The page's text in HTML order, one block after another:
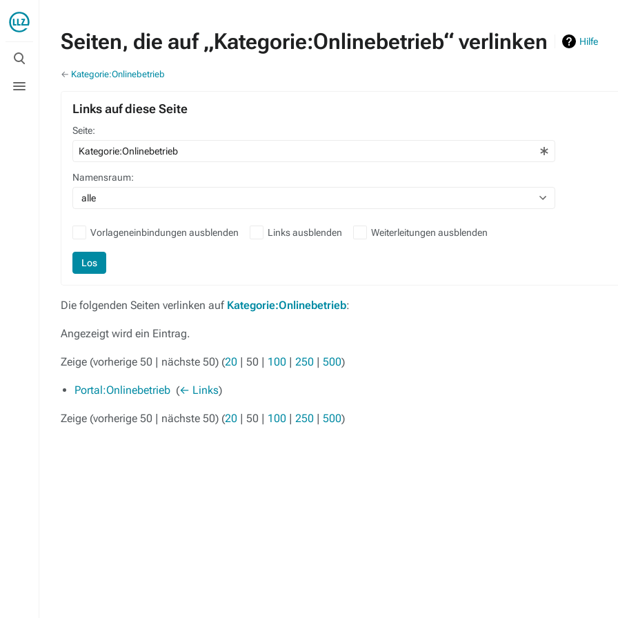
Suche
umschalten
umschalten
Seiten, die auf „Kategorie:Onlinebetrieb“ verlinken Hilfe
← Kategorie:Onlinebetrieb
Links auf diese Seite
Seite:
Namensraum:
alle
Vorlageneinbindungen ausblenden Links ausblenden Weiterleitungen ausblenden
Los
Die folgenden Seiten verlinken auf Kategorie:Onlinebetrieb:
Angezeigt wird ein Eintrag.
Zeige (vorherige 50 | nächste 50) (20 | 50 | 100 | 250 | 500)
Portal:Onlinebetrieb (← Links)
Zeige (vorherige 50 | nächste 50) (20 | 50 | 100 | 250 | 500)